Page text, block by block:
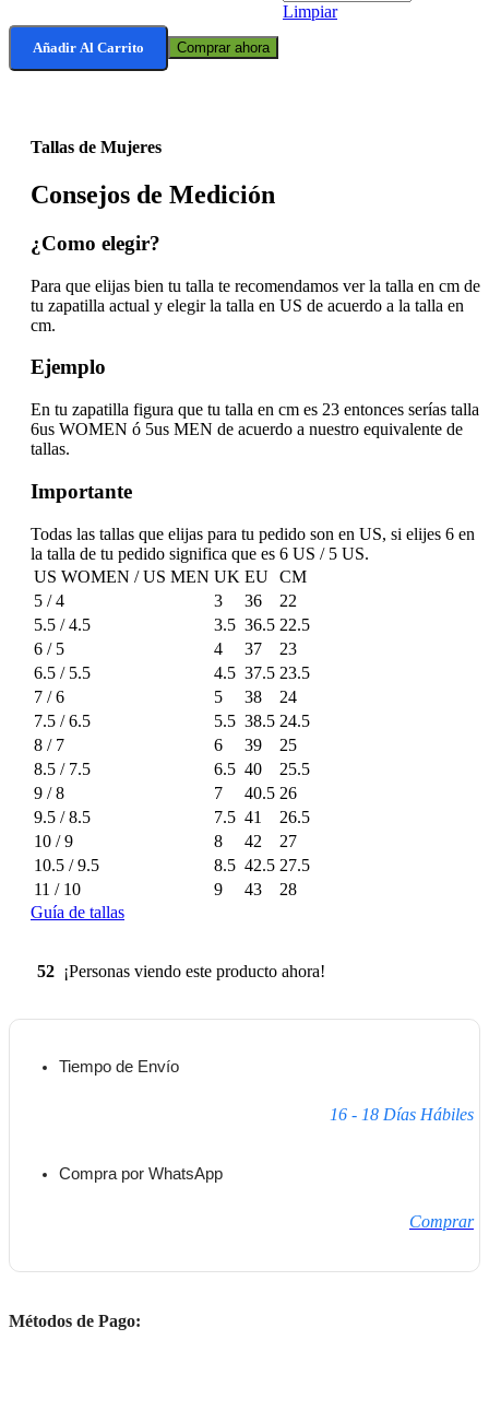
Limpiar
Añadir Al Carrito Comprar ahora
Tallas de Mujeres
Consejos de Medición
¿Como elegir?
Para que elijas bien tu talla te recomendamos ver la talla en cm de
tu zapatilla actual y elegir la talla en US de acuerdo a la talla en
cm.
Ejemplo
En tu zapatilla figura que tu talla en cm es 23 entonces serías talla
6us WOMEN ó 5us MEN de acuerdo a nuestro equivalente de
tallas.
Importante
Todas las tallas que elijas para tu pedido son en US, si elijes 6 en
la talla de tu pedido significa que es 6 US / 5 US.
US WOMEN / US MEN UK EU CM
5 / 4
3 36
22
5.5 / 4.5
3.5 36.5 22.5
6 / 5
4 37
23
6.5 / 5.5
4.5 37.5 23.5
7 / 6
5 38
24
7.5 / 6.5
5.5 38.5 24.5
8 / 7
6 39
25
8.5 / 7.5
6.5 40
25.5
9 / 8
7 40.5 26
9.5 / 8.5
7.5 41
26.5
10 / 9
8 42
27
10.5 / 9.5
8.5 42.5 27.5
11 / 10
9 43
28
Guía de tallas
52 ¡Personas viendo este producto ahora!
Tiempo de Envío
16 - 18 Días Hábiles
Compra por WhatsApp
Comprar
Métodos de Pago: